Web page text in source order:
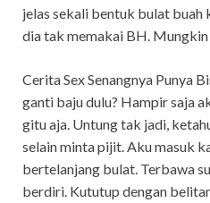
jelas sekali bentuk bulat buah
dia tak memakai BH. Mungkin
Cerita Sex Senangnya Punya
ganti baju dulu? Hampir saja
gitu aja. Untung tak jadi,
selain minta pijit. Aku masuk
bertelanjang bulat. Terbawa
berdiri. Kututup dengan